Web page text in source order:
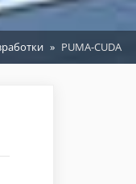
PUMA-CUDA